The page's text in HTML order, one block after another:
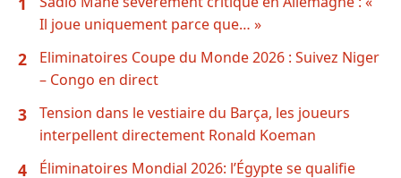
Il joue uniquement parce que… »
2
Eliminatoires Coupe du Monde 2026 : Suivez Niger
– Congo en direct
3
Tension dans le vestiaire du Barça, les joueurs
interpellent directement Ronald Koeman
4
Éliminatoires Mondial 2026: l’Égypte se qualifie